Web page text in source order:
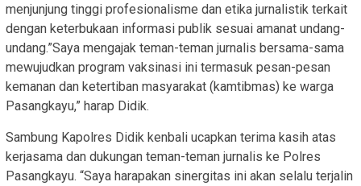
menjunjung tinggi profesionalisme dan etika jurnalistik terkait
dengan keterbukaan informasi publik sesuai amanat undang-
undang.”Saya mengajak teman-teman jurnalis bersama-sama
mewujudkan program vaksinasi ini termasuk pesan-pesan
kemanan dan ketertiban masyarakat (kamtibmas) ke warga
Pasangkayu,” harap Didik.
Sambung Kapolres Didik kenbali ucapkan terima kasih atas
kerjasama dan dukungan teman-teman jurnalis ke Polres
Pasangkayu. “Saya harapakan sinergitas ini akan selalu terjalin